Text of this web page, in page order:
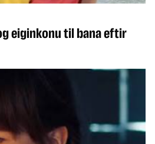
eiginkonu til bana eftir